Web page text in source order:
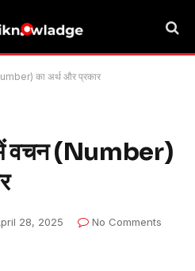
का अर्थ और प्रकार
में वचन (Number)
28, 2025
No Comments